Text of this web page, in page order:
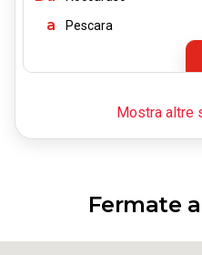
a
Pescara
a
Roccaraso
Vairano Scalo
Mostra altre
Fermate